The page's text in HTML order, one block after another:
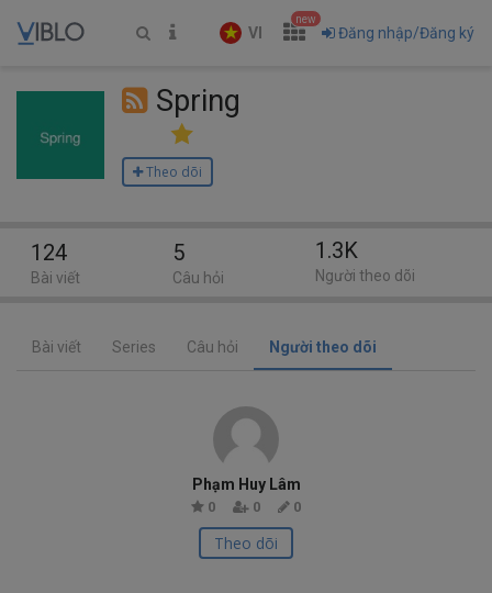
VI
new
Đăng nhập/Đăng ký
Spring
Theo dõi
Bài viết Series Câu hỏi Người theo dõi
Phạm Huy Lâm
0 0 0
Theo dõi
124
Bài viết
5
Câu hỏi
1.3K
Người theo dõi